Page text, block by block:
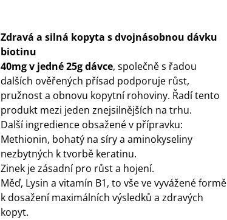
Zdravá a silná kopyta s dvojnásobnou dávku
biotinu
40mg v jedné 25g dávce, společně s řadou
dalších ověřených přísad podporuje růst,
pružnost a obnovu kopytní rohoviny. Řadí tento
produkt mezi jeden znejsilnějších na trhu.
Další ingredience obsažené v přípravku:
Methionin, bohatý na síry a aminokyseliny
nezbytných k tvorbě keratinu.
Zinek je zásadní pro růst a hojení.
Měď, Lysin a vitamín B1, to vše ve vyvážené formě
k dosažení maximálních výsledků a zdravých
kopyt.